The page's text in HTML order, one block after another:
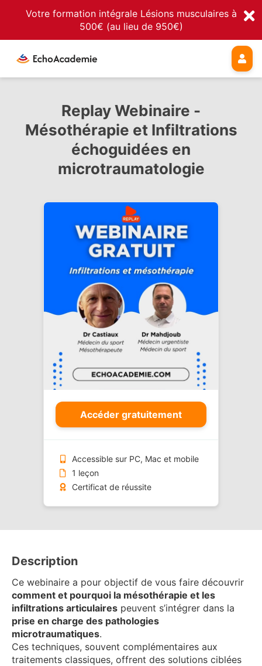
Votre formation intégrale Lésions musculaires à
500€ (au lieu de 950€)
Replay Webinaire -
Mésothérapie et Infiltrations
échoguidées en
microtraumatologie
Accéder gratuitement
Accessible sur PC, Mac et mobile
1 leçon
Certificat de réussite
Description
Ce webinaire a pour objectif de vous faire découvrir
comment et pourquoi la mésothérapie et les
infiltrations articulaires peuvent s’intégrer dans la
prise en charge des pathologies
microtraumatiques.
Ces techniques, souvent complémentaires aux
traitements classiques, offrent des solutions ciblées